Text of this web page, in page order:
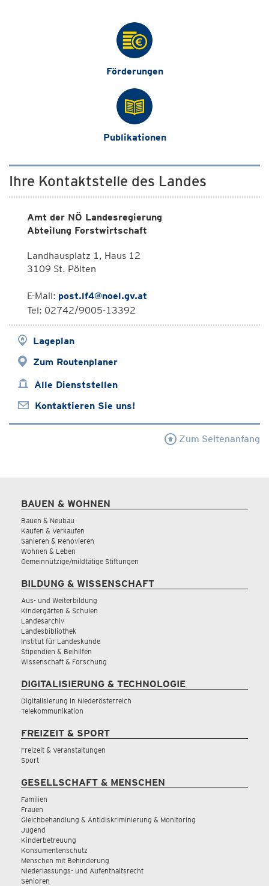
Förderungen
Publikationen
Ihre Kontaktstelle des Landes
Amt der NÖ Landesregierung
Abteilung Forstwirtschaft
Landhausplatz 1, Haus 12
3109 St. Pölten
E-Mail: post.lf4@noel.gv.at
Tel: 02742/9005-13392
Lageplan
Zum Routenplaner
Alle Dienststellen
Kontaktieren Sie uns!
Zum Seitenanfang
BAUEN & WOHNEN
Bauen & Neubau
Kaufen & Verkaufen
Sanieren & Renovieren
Wohnen & Leben
Gemeinnützige/mildtätige Stiftungen
BILDUNG & WISSENSCHAFT
Aus- und Weiterbildung
Kindergärten & Schulen
Landesarchiv
Landesbibliothek
Institut für Landeskunde
Stipendien & Beihilfen
Wissenschaft & Forschung
DIGITALISIERUNG & TECHNOLOGIE
Digitalisierung in Niederösterreich
Telekommunikation
FREIZEIT & SPORT
Freizeit & Veranstaltungen
Sport
GESELLSCHAFT & MENSCHEN
Familien
Frauen
Gleichbehandlung & Antidiskriminierung & Monitoring
Jugend
Kinderbetreuung
Konsumentenschutz
Menschen mit Behinderung
Niederlassungs- und Aufenthaltsrecht
Senioren